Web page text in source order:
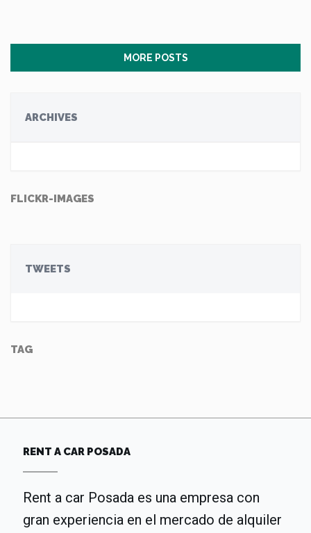
MORE POSTS
ARCHIVES
FLICKR-IMAGES
TWEETS
TAG
RENT A CAR POSADA
Rent a car Posada es una empresa con
gran experiencia en el mercado de alquiler